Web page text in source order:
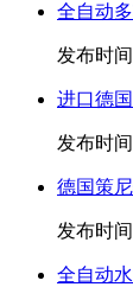
全自动
发布时
进口德
发布时
德国策
发布时
全自动